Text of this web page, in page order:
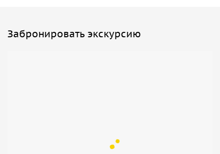
Забронировать экскурсию